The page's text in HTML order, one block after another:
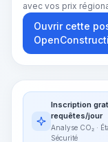
avec vos prix
Ouvrir cette
Inscription
requêtes/jour
Analyse CO₂ ·
Sécurité